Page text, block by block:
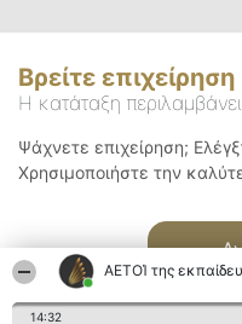
ΑΕΤΟΊ της
14:32
Βρείτε επιχείρηση
Η κατάταξη
Ψάχνετε επιχείρηση;
Χρησιμοποιήστε την